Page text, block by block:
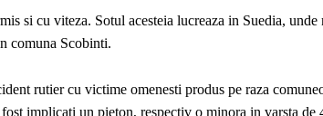
si cu viteza. Sotul acesteia lucreaza in Suedia, unde
comuna Scobinti.
rutier cu victime omenesti produs pe raza
implicati un pieton, respectiv o minora in varsta de